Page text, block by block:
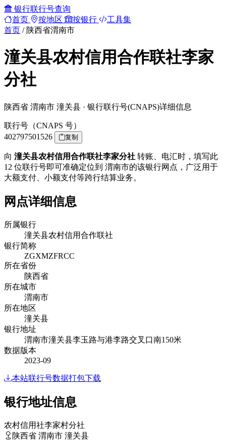
银行联行号查询
首页
按地区 按银行
工具集
首页 / 陕西省渭南市
潼关县农村信用合作联社李家
分社
陕西省 渭南市 潼关县 · 银行联行号(CNAPS)详细信息
联行号（CNAPS 号）
402797501526
复制
向 潼关县农村信用合作联社李家分社 转账、电汇时，填写此
12 位联行号即可准确定位到 渭南市的该银行网点，广泛用于
大额支付、小额支付等跨行结算业务。
网点详细信息
所属银行
潼关县农村信用合作联社
银行简称
ZGXMZFRCC
所在省份
陕西省
所在城市
渭南市
所在地区
潼关县
银行地址
渭南市潼关县李玉路与港李路交叉口南150米
数据版本
2023-09
本站联行号数据打包下载
银行地址信息
农村信用社李家村分社
陕西省 渭南市 潼关县